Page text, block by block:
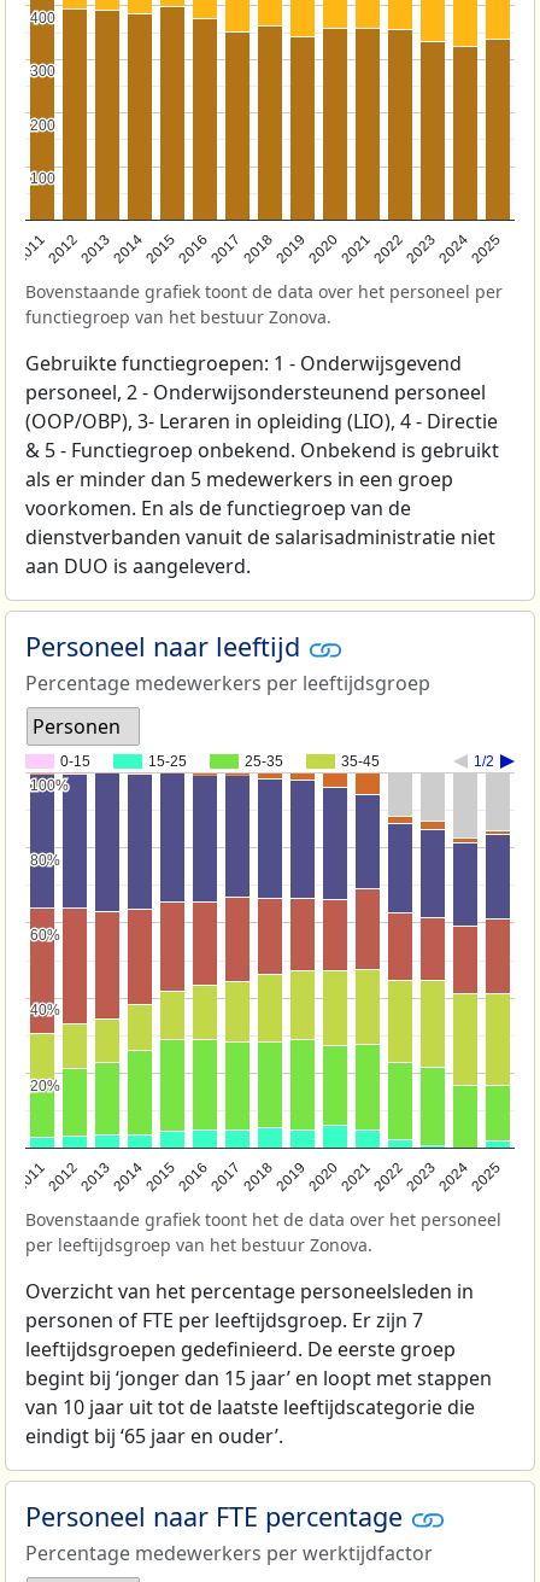
201120122013201420152016201720182019202020212022202320242025
100
100
200
200
300
300
400
400
Bovenstaande grafiek toont de data over het personeel per
functiegroep van het bestuur Zonova.
Gebruikte functiegroepen: 1 - Onderwijsgevend
personeel, 2 - Onderwijsondersteunend personeel
(OOP/OBP), 3- Leraren in opleiding (LIO), 4 - Directie
& 5 - Functiegroep onbekend. Onbekend is gebruikt
als er minder dan 5 medewerkers in een groep
voorkomen. En als de functiegroep van de
dienstverbanden vanuit de salarisadministratie niet
aan DUO is aangeleverd.
Personeel naar leeftijd
Percentage medewerkers per leeftijdsgroep
Personen
0-15 15-25 25-35 35-45 1/2
201120122013201420152016201720182019202020212022202320242025
20%
20%
40%
40%
60%
60%
80%
80%
100%
100%
Bovenstaande grafiek toont het de data over het personeel
per leeftijdsgroep van het bestuur Zonova.
Overzicht van het percentage personeelsleden in
personen of FTE per leeftijdsgroep. Er zijn 7
leeftijdsgroepen gedefinieerd. De eerste groep
begint bij ‘jonger dan 15 jaar’ en loopt met stappen
van 10 jaar uit tot de laatste leeftijdscategorie die
eindigt bij ‘65 jaar en ouder’.
Personeel naar FTE percentage
Percentage medewerkers per werktijdfactor